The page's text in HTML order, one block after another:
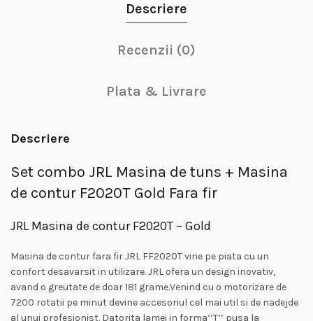
Descriere
Recenzii (0)
Plata & Livrare
Descriere
Set combo JRL Masina de tuns + Masina
de contur F2020T Gold Fara fir
JRL Masina de contur F2020T – Gold
Masina de contur fara fir JRL FF2020T vine pe piata cu un
confort desavarsit in utilizare. JRL ofera un design inovativ,
avand o greutate de doar 181 grame.Venind cu o motorizare de
7200 rotatii pe minut devine accesoriul cel mai util si de nadejde
al unui profesionist. Datorita lamei in forma’’T’’ pusa la